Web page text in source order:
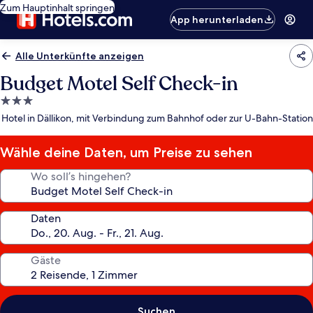
Zum Hauptinhalt springen
App herunterladen
Alle Unterkünfte anzeigen
Budget Motel Self Check-in
3.0-
Sterne-
Hotel in Dällikon, mit Verbindung zum Bahnhof oder zur U-Bahn-Station
Wähle deine Daten, um Preise zu sehen
Wo soll’s hingehen?
Daten
Gäste